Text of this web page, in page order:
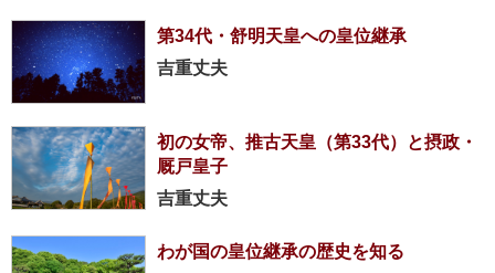
第34代・舒明天皇への皇位継承
吉重丈夫
初の女帝、推古天皇（第33代）と摂政・
厩戸皇子
吉重丈夫
わが国の皇位継承の歴史を知る